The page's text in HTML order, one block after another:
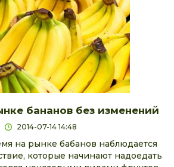
бананов без изменений
2014-07-14 14:48
на рынке бабанов наблюдается
которые начинают надоедать